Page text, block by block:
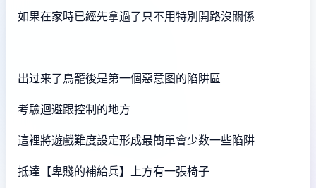
如果在家時已經先拿過了只不用特別開路沒關係
出过来了鳥籠後是第一個惡意图的陷阱區
考驗迴避跟控制的地方
這裡將遊戲難度設定形成最簡單會少数一些陷阱
抵達【卑賤的補給兵】上方有一張椅子